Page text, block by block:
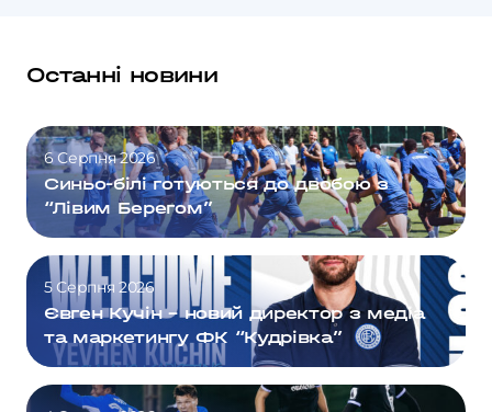
Останні новини
6 Серпня 2026
Синьо-білі готуються до двобою з
“Лівим Берегом”
5 Серпня 2026
Євген Кучін – новий директор з медіа
та маркетингу ФК “Кудрівка”